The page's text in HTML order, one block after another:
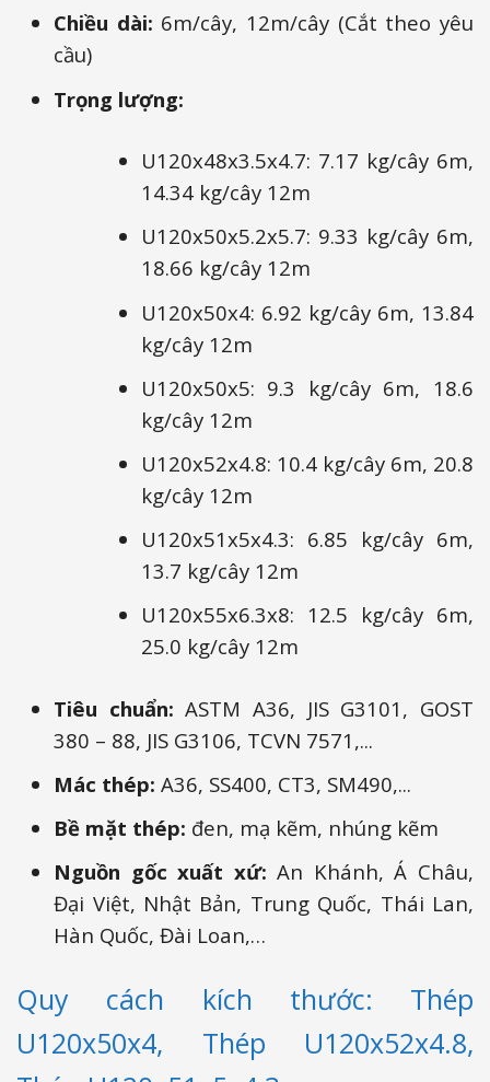
Chiều dài: 6m/cây, 12m/cây (Cắt theo yêu
cầu)
Trọng lượng:
U120x48x3.5x4.7: 7.17 kg/cây 6m,
14.34 kg/cây 12m
U120x50x5.2x5.7: 9.33 kg/cây 6m,
18.66 kg/cây 12m
U120x50x4: 6.92 kg/cây 6m, 13.84
kg/cây 12m
U120x50x5: 9.3 kg/cây 6m, 18.6
kg/cây 12m
U120x52x4.8: 10.4 kg/cây 6m, 20.8
kg/cây 12m
U120x51x5x4.3: 6.85 kg/cây 6m,
13.7 kg/cây 12m
U120x55x6.3x8: 12.5 kg/cây 6m,
25.0 kg/cây 12m
Tiêu chuẩn: ASTM A36, JIS G3101, GOST
380 – 88, JIS G3106, TCVN 7571,...
Mác thép: A36, SS400, CT3, SM490,...
Bề mặt thép: đen, mạ kẽm, nhúng kẽm
Nguồn gốc xuất xứ: An Khánh, Á Châu,
Đại Việt, Nhật Bản, Trung Quốc, Thái Lan,
Hàn Quốc, Đài Loan,…
Quy cách kích thước: Thép
U120x50x4, Thép U120x52x4.8,